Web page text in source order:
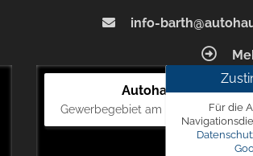
info-
Autohaus Blunck
Gewerbegebiet am Mastweg 7,Für die